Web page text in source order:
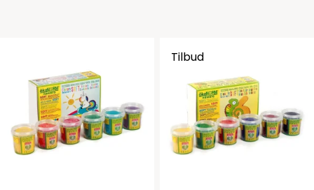
Tilbud